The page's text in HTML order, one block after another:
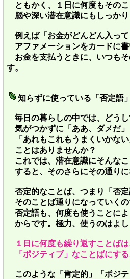
ともかく、１日に何度もその
脳や深い潜在意識にもしっか
例えば「お金がどんどん入っ
アファメーションをカードに
お金を支払うときに、いつも
す。
知らずに使っている「否定語
毎日の暮らしの中では、どう
気がつかずに「ああ、ダメだ
「あれもこれもうまくいかな
ことはありませんか？
これでは、潜在意識にそんな
すると、そのさらにその通り
否定的なことば、つまり「否
そのことば通りになっていく
否定語も、何度も使うことに
からです。極力、使うのはよ
１日に何度も繰り返すことば
「ポジティブ」なことばにす
このような「肯定的」「ポジ